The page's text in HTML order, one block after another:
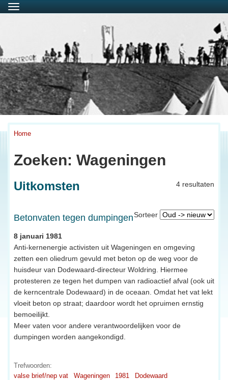
Menu
Home
Zoeken: Wageningen
4 resultaten
Uitkomsten
Sorteer
Betonvaten tegen dumpingen
8 januari 1981
Anti-kernenergie activisten uit Wageningen en omgeving
zetten een oliedrum gevuld met beton op de weg voor de
huisdeur van Dodewaard-directeur Woldring. Hiermee
protesteren ze tegen het dumpen van radioactief afval (ook uit
de kerncentrale Dodewaard) in de oceaan. Omdat het vat lekt
vloeit beton op straat; daardoor wordt het opruimen ernstig
bemoeilijkt.
Meer vaten voor andere verantwoordelijken voor de
dumpingen worden aangekondigd.
Trefwoorden:
valse brief/nep vat
Wageningen 1981
Dodewaard